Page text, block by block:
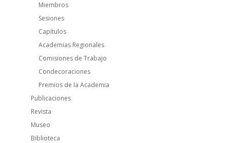
Miembros
Sesiones
Capítulos
Academias Regionales
Comisiones de Trabajo
Condecoraciones
Premios de la Academia
Publicaciones
Revista
Museo
Biblioteca